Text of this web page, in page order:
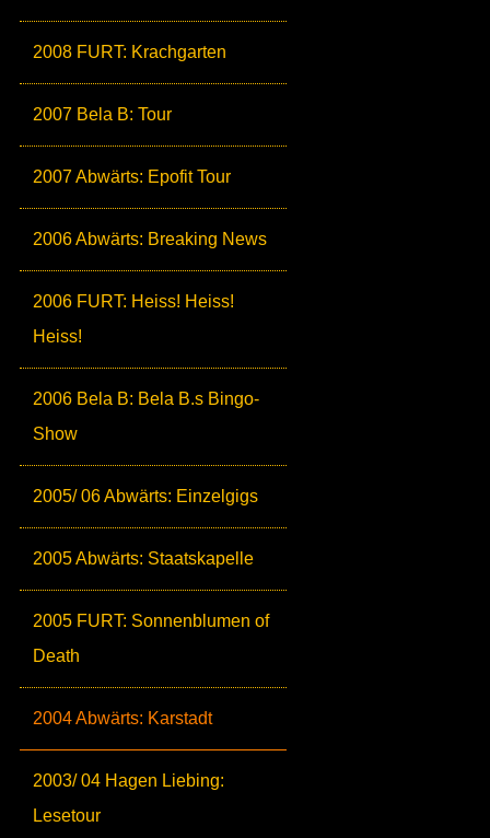
2008 FURT: Krachgarten
2007 Bela B: Tour
2007 Abwärts: Epofit Tour
2006 Abwärts: Breaking News
2006 FURT: Heiss! Heiss!
Heiss!
2006 Bela B: Bela B.s Bingo-
Show
2005/ 06 Abwärts: Einzelgigs
2005 Abwärts: Staatskapelle
2005 FURT: Sonnenblumen of
Death
2004 Abwärts: Karstadt
2003/ 04 Hagen Liebing:
Lesetour